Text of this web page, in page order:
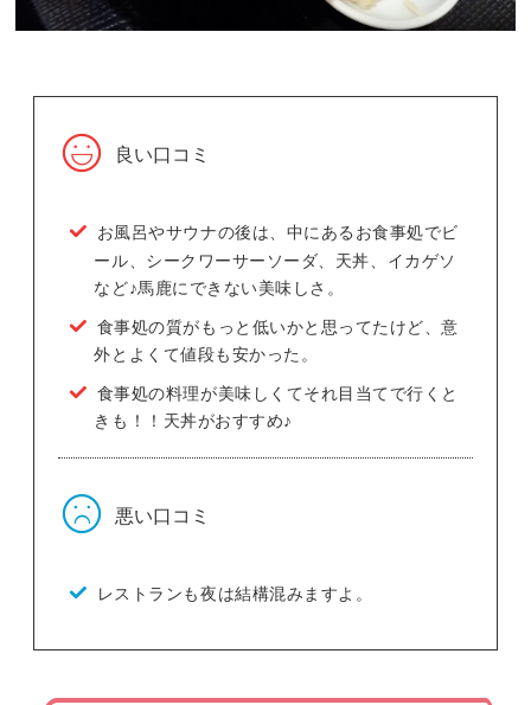
良い口コミ
お風呂やサウナの後は、中にあるお食事処でビ
ール、シークワーサーソーダ、天丼、イカゲソ
など♪馬鹿にできない美味しさ。
食事処の質がもっと低いかと思ってたけど、意
外とよくて値段も安かった。
食事処の料理が美味しくてそれ目当てで行くと
きも！！天丼がおすすめ♪
悪い口コミ
レストランも夜は結構混みますよ。